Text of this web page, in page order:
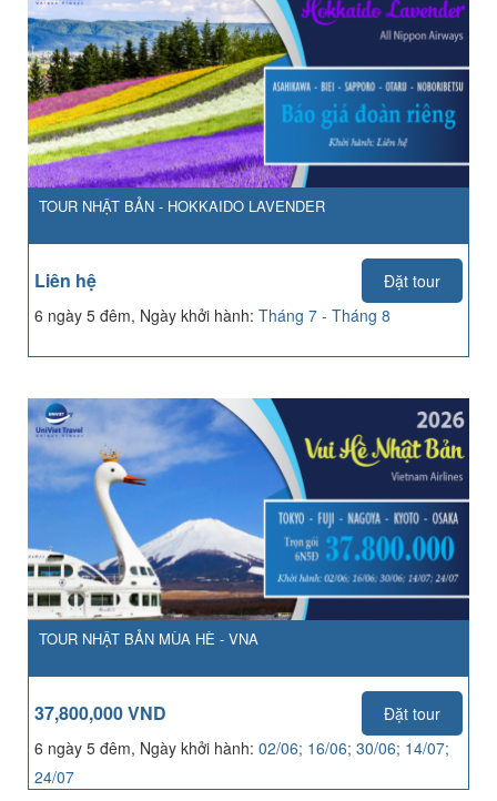
TOUR NHẬT BẢN - HOKKAIDO LAVENDER
Liên hệ
Đặt tour
6 ngày 5 đêm, Ngày khởi hành: Tháng 7 - Tháng 8
TOUR NHẬT BẢN MÙA HÈ - VNA
37,800,000 VND
Đặt tour
6 ngày 5 đêm, Ngày khởi hành: 02/06; 16/06; 30/06; 14/07;
24/07